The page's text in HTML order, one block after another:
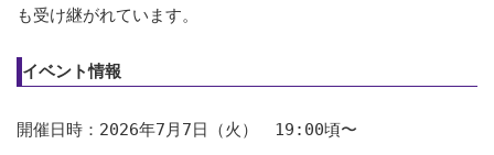
も受け継がれています。
イベント情報
開催日時：2026年7月7日（火） 19:00頃〜